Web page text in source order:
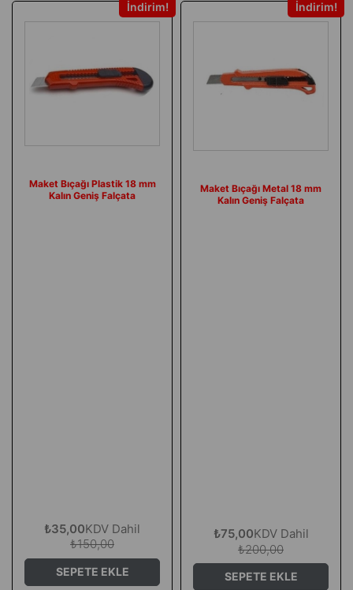
Maket Bıçağı Plastik 18 mm
Kalın Geniş Falçata
₺35,00KDV Dahil
₺150,00
SEPETE EKLE
İndirim
Maket Bıçağı Metal 18 mm
Kalın Geniş Falçata
₺75,00KDV Dahil
₺200,00
SEPETE EKLE
İndirim